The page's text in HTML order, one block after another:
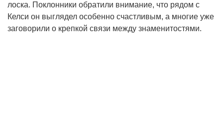
лоска. Поклонники обратили внимание, что рядом с
Келси он выглядел особенно счастливым, а многие уже
заговорили о крепкой связи между знаменитостями.